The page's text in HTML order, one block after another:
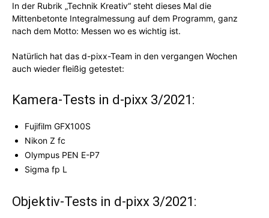
In der Rubrik „Technik Kreativ“ steht dieses Mal die
Mittenbetonte Integralmessung auf dem Programm, ganz
nach dem Motto: Messen wo es wichtig ist.
Natürlich hat das d-pixx-Team in den vergangen Wochen
auch wieder fleißig getestet:
Kamera-Tests in d-pixx 3/2021:
Fujifilm GFX100S
Nikon Z fc
Olympus PEN E-P7
Sigma fp L
Objektiv-Tests in d-pixx 3/2021: